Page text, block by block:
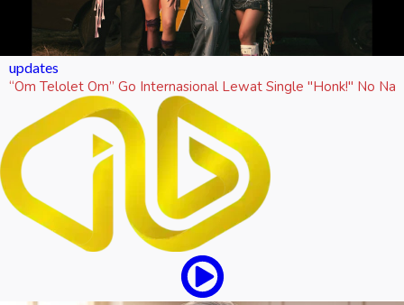
updates
“Om Telolet Om” Go Internasional Lewat Single "Honk!" No Na